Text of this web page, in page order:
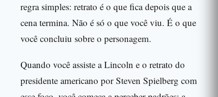
regra simples: retrato é o que fica depois que a
cena termina. Não é só o que você viu. É o que
você concluiu sobre o personagem.
Quando você assiste a Lincoln e o retrato do
presidente americano por Steven Spielberg com